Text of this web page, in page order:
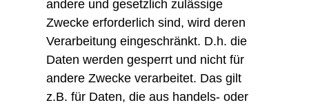
andere und gesetzlich zulässige
Zwecke erforderlich sind, wird deren
Verarbeitung eingeschränkt. D.h. die
Daten werden gesperrt und nicht für
andere Zwecke verarbeitet. Das gilt
z.B. für Daten, die aus handels- oder